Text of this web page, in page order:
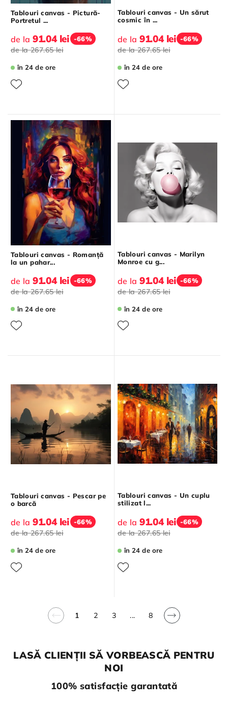
Tablouri canvas - Pictură-
Portretul ...
de la 91.04 lei -66%
de la267.65 lei
în 24 de ore
Tablouri canvas - Un sărut
cosmic în ...
de la 91.04 lei -66%
de la267.65 lei
în 24 de ore
Tablouri canvas - Romanță
la un pahar...
de la 91.04 lei -66%
de la267.65 lei
în 24 de ore
Tablouri canvas - Marilyn
Monroe cu g...
de la 91.04 lei -66%
de la267.65 lei
în 24 de ore
Tablouri canvas - Pescar pe
o barcă
de la 91.04 lei -66%
de la267.65 lei
în 24 de ore
Tablouri canvas - Un cuplu
stilizat l...
de la 91.04 lei -66%
de la267.65 lei
în 24 de ore
1 2 3 ... 8
LASĂ CLIENȚII SĂ VORBEASCĂ PENTRU
NOI
100% satisfacție garantată